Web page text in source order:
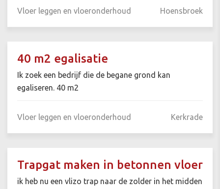
Vloer leggen en vloeronderhoud Hoensbroek
40 m2 egalisatie
Ik zoek een bedrijf die de begane grond kan
egaliseren. 40 m2
Vloer leggen en vloeronderhoud Kerkrade
Trapgat maken in betonnen vloer
ik heb nu een vlizo trap naar de zolder in het midden